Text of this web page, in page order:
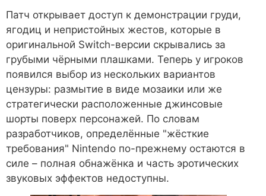
Патч открывает доступ к демонстрации груди,
ягодиц и непристойных жестов, которые в
оригинальной Switch-версии скрывались за
грубыми чёрными плашками. Теперь у игроков
появился выбор из нескольких вариантов
цензуры: размытие в виде мозаики или же
стратегически расположенные джинсовые
шорты поверх персонажей. По словам
разработчиков, определённые "жёсткие
требования" Nintendo по-прежнему остаются в
силе – полная обнажёнка и часть эротических
звуковых эффектов недоступны.